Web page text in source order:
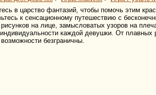
в царство фантазий, чтобы помочь этим
к сенсационному путешествию с
на лице, замысловатых узоров на
каждой девушки. От плавных
безграничны.